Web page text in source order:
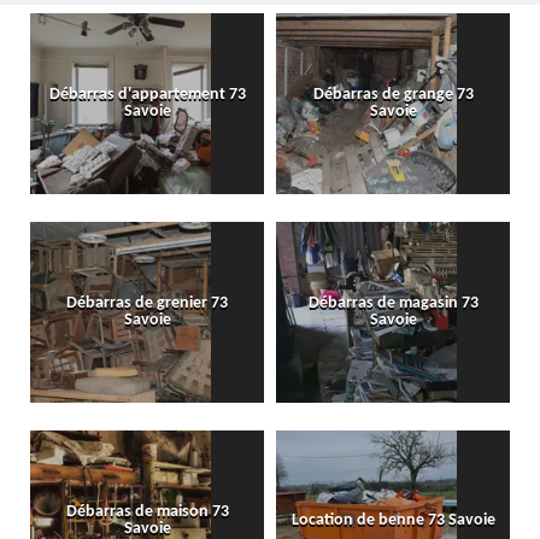
Débarras d'appartement 73
Savoie
Débarras de grange 73
Savoie
Débarras de grenier 73
Savoie
Débarras de magasin 73
Savoie
Débarras de maison 73
Savoie
Location de benne 73 Savoie